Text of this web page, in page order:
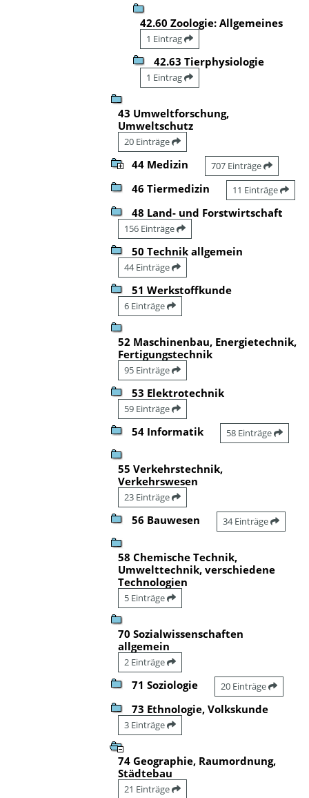
42.60 Zoologie: Allgemeines
1 Eintrag
42.63 Tierphysiologie
1 Eintrag
43 Umweltforschung,
Umweltschutz
20 Einträge
44 Medizin 707 Einträge
46 Tiermedizin 11 Einträge
48 Land- und Forstwirtschaft
156 Einträge
50 Technik allgemein
44 Einträge
51 Werkstoffkunde
6 Einträge
52 Maschinenbau, Energietechnik,
Fertigungstechnik
95 Einträge
53 Elektrotechnik
59 Einträge
54 Informatik 58 Einträge
55 Verkehrstechnik,
Verkehrswesen
23 Einträge
56 Bauwesen 34 Einträge
58 Chemische Technik,
Umwelttechnik, verschiedene
Technologien
5 Einträge
70 Sozialwissenschaften
allgemein
2 Einträge
71 Soziologie 20 Einträge
73 Ethnologie, Volkskunde
3 Einträge
74 Geographie, Raumordnung,
Städtebau
21 Einträge